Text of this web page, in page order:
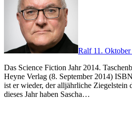
Ralf 11.
Das Science Fiction Jahr 2014. Taschenbuch: 976 Seiten. Verlag:
Heyne Verlag (8. September 2014)
ist er wieder, der alljährliche Ziegelstein
dieses Jahr haben Sascha…